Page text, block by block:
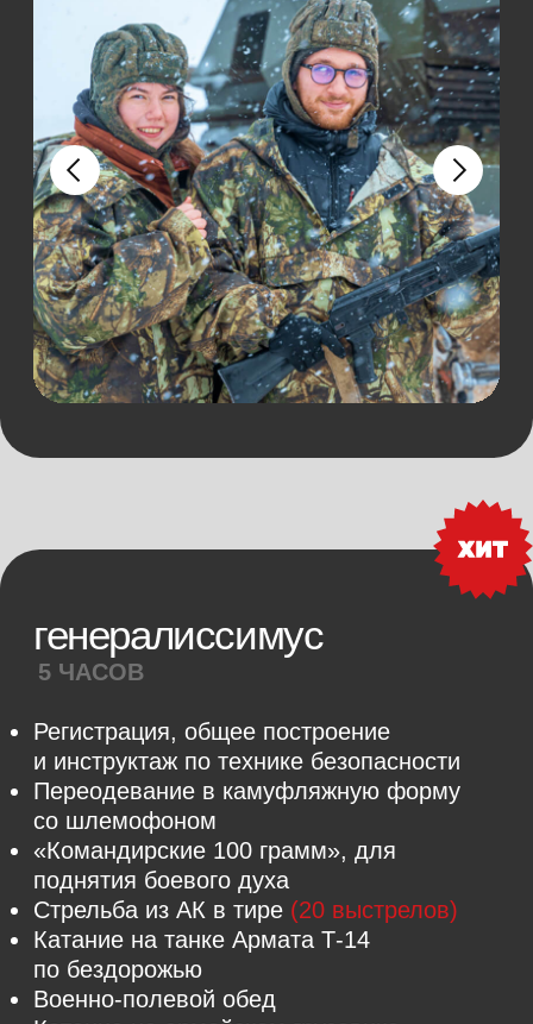
Мы всё предусмотрели
Наши Бигфуты обладают
бескомпромиссной проходимостью
по сложнейшим трассам и грунтам.
Огромные колеса вкупе с большим
ходом подвесок, подогревом сидений
и отличной грязезащитой обеспечат Вам
комфорт во время путешествия. Катание
на бигфуте можно приобрести как
дополнение к танковому туру, так
ПОЛЕ
которые хотят попробовать управлять
квадроциклом. Движение по полю
и глубокой колее.
Брифинг и техника безопасности
Выдача экипировки
Обучение основам управления
квадроциклом-вездеходом
Самостоятельное управление
квадроциклом(30 минут)по заранее
продуманному маршруту
6000r
ЗА 2-Х ЧЕЛОВЕК